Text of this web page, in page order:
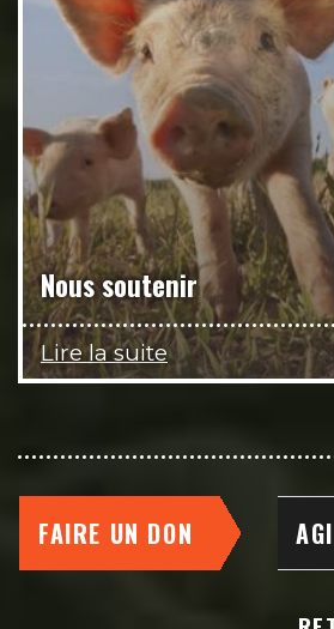
Nous soutenir
Lire la suite
FAIRE UN DON